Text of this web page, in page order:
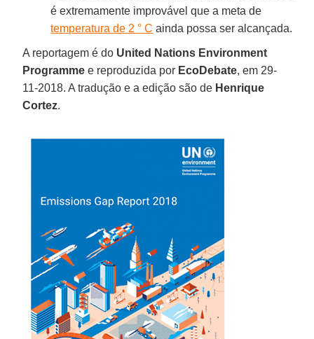
é extremamente improvável que a meta de
temperatura de 2 ° C ainda possa ser alcançada.
A reportagem é do United Nations Environment
Programme e reproduzida por EcoDebate, em 29-
11-2018. A tradução e a edição são de Henrique
Cortez.